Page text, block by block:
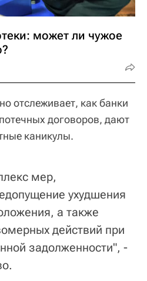
может ли чужое
отслеживает, как банки
договоров, дают
каникулы.
мер,
ухудшения
а также
действий при
задолженности", -